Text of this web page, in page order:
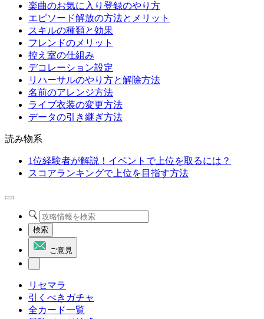
楽曲のお気に入り登録のやり方
エピソード解放の方法とメリット
スキルの種類と効果
フレンドのメリット
控え室の仕組み
デコレーション設定
リハーサルのやり方と解除方法
名前のアレンジ方法
ライブ衣装の変更方法
データの引き継ぎ方法
読み物系
1位経験者が解説！イベントで上位を取るには？
スコアランキングで上位を目指す方法
検索
ご意見
リセマラ
引くべきガチャ
全カード一覧